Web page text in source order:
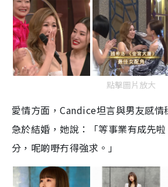
點擊圖片放大
愛情方面，Candice坦言與男友感情
急於結婚，她說：「等事業有成先
分，呢啲嘢冇得強求。」